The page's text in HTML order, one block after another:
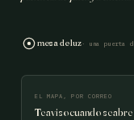
mesa de luz· una puerta
EL MAPA, POR CORREO
Te aviso cuando se